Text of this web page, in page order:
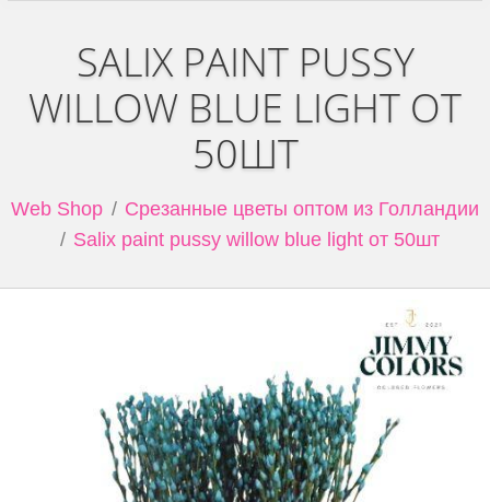
SALIX PAINT PUSSY
WILLOW BLUE LIGHT ОТ
50ШТ
Web Shop
Срезанные цветы оптом из Голландии
Salix paint pussy willow blue light от 50шт